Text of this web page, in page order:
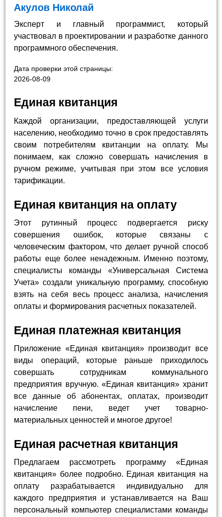
Акулов Николай
Эксперт и главный программист, который
участвовал в проектировании и разработке данного
программного обеспечения.
Дата проверки этой страницы:
2026-08-09
Единая квитанция
Каждой организации, предоставляющей услуги
населению, необходимо точно в срок предоставлять
своим потребителям квитанции на оплату. Мы
понимаем, как сложно совершать начисления в
ручном режиме, учитывая при этом все условия
тарификации.
Единая квитанция на оплату
Этот рутинный процесс подвергается риску
совершения ошибок, которые связаны с
человеческим фактором, что делает ручной способ
работы еще более ненадежным. Именно поэтому,
специалисты команды «Универсальная Система
Учета» создали уникальную программу, способную
взять на себя весь процесс анализа, начисления
оплаты и формирования расчетных показателей.
Единая платежная квитанция
Приложение «Единая квитанция» производит все
виды операций, которые раньше приходилось
совершать сотрудникам коммунального
предприятия вручную. «Единая квитанция» хранит
все данные об абонентах, оплатах, производит
начисление пени, ведет учет товарно-
материальных ценностей и многое другое!
Единая расчетная квитанция
Предлагаем рассмотреть программу «Единая
квитанция» более подробно. Единая квитанция на
оплату разрабатывается индивидуально для
каждого предприятия и устанавливается на Ваш
персональный компьютер специалистами команды